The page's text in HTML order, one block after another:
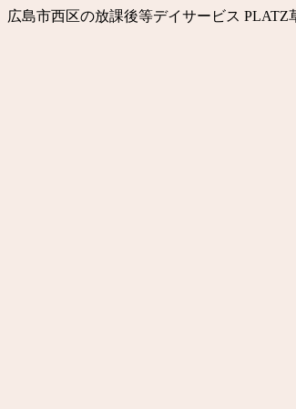
広島市西区の放課後等デイサービス